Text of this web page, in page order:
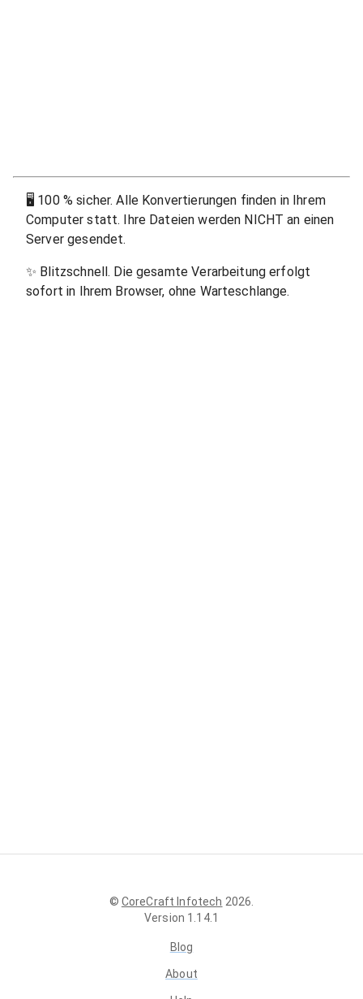
🖥 100 % sicher. Alle Konvertierungen finden in Ihrem
Computer statt. Ihre Dateien werden NICHT an einen
Server gesendet.
✨ Blitzschnell. Die gesamte Verarbeitung erfolgt
sofort in Ihrem Browser, ohne Warteschlange.
© CoreCraft Infotech 2026
Version 1.14.1
Blog
About